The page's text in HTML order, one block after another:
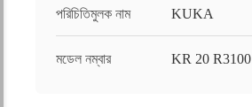
পরিচিতিমুলক নাম KUKA
মডেল নম্বার KR 20 R3100